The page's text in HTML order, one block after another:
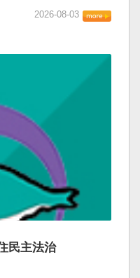
2026-08-03
民主法治